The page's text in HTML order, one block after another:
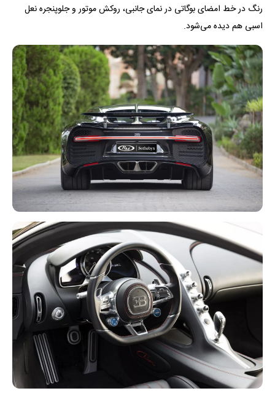
رنگ در خط امضای بوگاتی در نمای جانبی، روکش موتور و جلوپنجره نعل
اسبی هم دیده می‌شود.